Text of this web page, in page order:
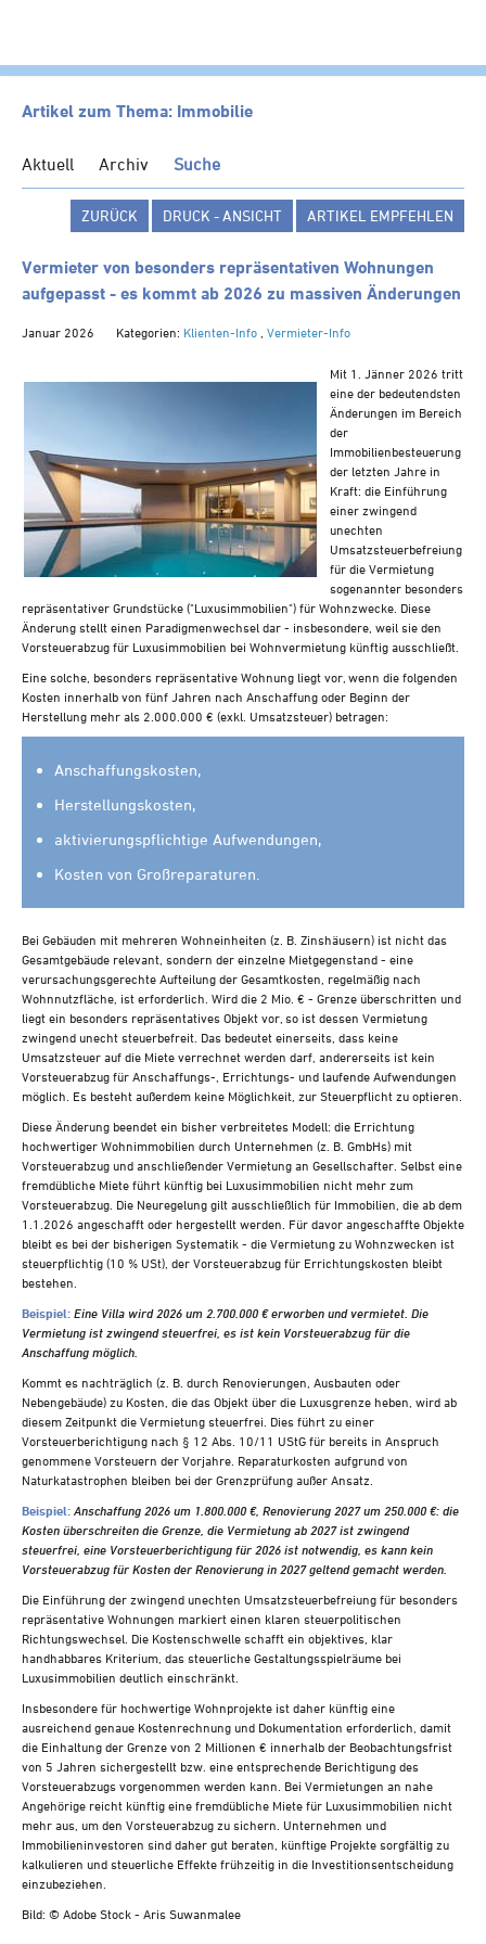
LEISTUNGEN
SERVICE
NEWS
Klienten-Info
Management-Info
Landwirte-Info
Steuern A-Z
Videoarchiv
Artikel zum Thema: Immobilie
Aktuell Archiv Suche
ZURÜCK DRUCK - ANSICHT ARTIKEL EMPFEHLEN
Vermieter von besonders repräsentativen Wohnungen
aufgepasst - es kommt ab 2026 zu massiven Änderungen
Januar 2026 Kategorien: Klienten-Info Vermieter-Info
Mit 1. Jänner 2026 tritt
eine der bedeutendsten
Änderungen im Bereich
der
Immobilienbesteuerung
der letzten Jahre in
Kraft: die Einführung
einer zwingend
unechten
Umsatzsteuerbefreiung
für die Vermietung
sogenannter besonders
repräsentativer Grundstücke ("Luxusimmobilien") für Wohnzwecke. Diese
Änderung stellt einen Paradigmenwechsel dar - insbesondere, weil sie den
Vorsteuerabzug für Luxusimmobilien bei Wohnvermietung künftig ausschließt.
Eine solche, besonders repräsentative Wohnung liegt vor, wenn die folgenden
Kosten innerhalb von fünf Jahren nach Anschaffung oder Beginn der
Herstellung mehr als 2.000.000 € (exkl. Umsatzsteuer) betragen:
Anschaffungskosten,
Herstellungskosten,
aktivierungspflichtige Aufwendungen,
Kosten von Großreparaturen.
Bei Gebäuden mit mehreren Wohneinheiten (z. B. Zinshäusern) ist nicht das
Gesamtgebäude relevant, sondern der einzelne Mietgegenstand - eine
verursachungsgerechte Aufteilung der Gesamtkosten, regelmäßig nach
Wohnnutzfläche, ist erforderlich. Wird die 2 Mio. € - Grenze überschritten und
liegt ein besonders repräsentatives Objekt vor, so ist dessen Vermietung
zwingend unecht steuerbefreit. Das bedeutet einerseits, dass keine
Umsatzsteuer auf die Miete verrechnet werden darf, andererseits ist kein
Vorsteuerabzug für Anschaffungs-, Errichtungs- und laufende Aufwendungen
möglich. Es besteht außerdem keine Möglichkeit, zur Steuerpflicht zu optieren.
Diese Änderung beendet ein bisher verbreitetes Modell: die Errichtung
hochwertiger Wohnimmobilien durch Unternehmen (z. B. GmbHs) mit
Vorsteuerabzug und anschließender Vermietung an Gesellschafter. Selbst eine
fremdübliche Miete führt künftig bei Luxusimmobilien nicht mehr zum
Vorsteuerabzug. Die Neuregelung gilt ausschließlich für Immobilien, die ab dem
1.1.2026 angeschafft oder hergestellt werden. Für davor angeschaffte Objekte
bleibt es bei der bisherigen Systematik - die Vermietung zu Wohnzwecken ist
steuerpflichtig (10 % USt), der Vorsteuerabzug für Errichtungskosten bleibt
bestehen.
Beispiel: Eine Villa wird 2026 um 2.700.000 € erworben und vermietet. Die
Vermietung ist zwingend steuerfrei, es ist kein Vorsteuerabzug für die
Anschaffung möglich.
Kommt es nachträglich (z. B. durch Renovierungen, Ausbauten oder
Nebengebäude) zu Kosten, die das Objekt über die Luxusgrenze heben, wird ab
diesem Zeitpunkt die Vermietung steuerfrei. Dies führt zu einer
Vorsteuerberichtigung nach § 12 Abs. 10/11 UStG für bereits in Anspruch
genommene Vorsteuern der Vorjahre. Reparaturkosten aufgrund von
Naturkatastrophen bleiben bei der Grenzprüfung außer Ansatz.
Beispiel: Anschaffung 2026 um 1.800.000 €, Renovierung 2027 um 250.000 €: die
Kosten überschreiten die Grenze, die Vermietung ab 2027 ist zwingend
steuerfrei, eine Vorsteuerberichtigung für 2026 ist notwendig, es kann kein
Vorsteuerabzug für Kosten der Renovierung in 2027 geltend gemacht werden.
Die Einführung der zwingend unechten Umsatzsteuerbefreiung für besonders
repräsentative Wohnungen markiert einen klaren steuerpolitischen
Richtungswechsel. Die Kostenschwelle schafft ein objektives, klar
handhabbares Kriterium, das steuerliche Gestaltungsspielräume bei
Luxusimmobilien deutlich einschränkt.
Insbesondere für hochwertige Wohnprojekte ist daher künftig eine
ausreichend genaue Kostenrechnung und Dokumentation erforderlich, damit
die Einhaltung der Grenze von 2 Millionen € innerhalb der Beobachtungsfrist
von 5 Jahren sichergestellt bzw. eine entsprechende Berichtigung des
Vorsteuerabzugs vorgenommen werden kann. Bei Vermietungen an nahe
Angehörige reicht künftig eine fremdübliche Miete für Luxusimmobilien nicht
mehr aus, um den Vorsteuerabzug zu sichern. Unternehmen und
Immobilieninvestoren sind daher gut beraten, künftige Projekte sorgfältig zu
kalkulieren und steuerliche Effekte frühzeitig in die Investitionsentscheidung
einzubeziehen.
Bild: © Adobe Stock - Aris Suwanmalee